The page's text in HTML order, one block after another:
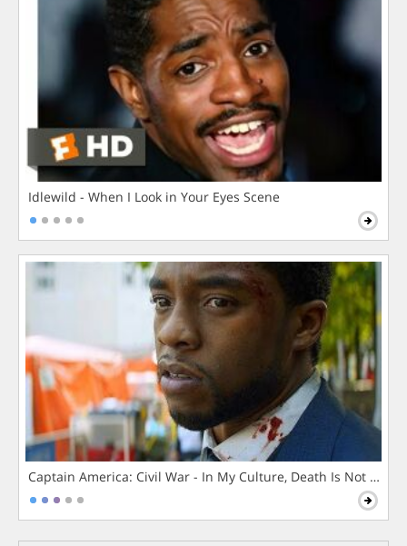
Idlewild - When I Look in Your Eyes Scene
Captain America: Civil War - In My Culture, Death Is Not The